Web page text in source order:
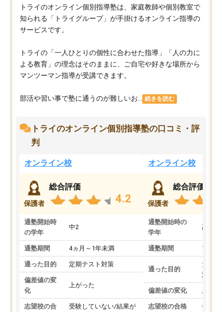
トライのオンライン個別指導塾は、家庭教師や個別教室で
知られる「トライグループ」が手掛けるオンライン指導の
サービスです。
トライの「一人ひとりの個性に合わせた指導」「人の力に
よる教育」の理念はそのままに、ご自宅や好きな場所から
マンツーマン指導が受講できます。
部活や習い事で塾に通うのが難しいお... 続きを読む
トライのオンライン個別指導塾の口コミ・評
判
オンライン校
保護者
総合評価
4.2
通塾開始時
の学年
中2
通塾期間 4ヵ月～1年未満
通った目的 定期テスト対策
偏差値の変
化
上がった
志望校の合
受験していない/結果が
オンライン校
保護者
総合評価
通塾開始時の
学年
高3
通塾期間 1～3
通った目的
大学
対策
偏差値の変化
志望校の合格 合格